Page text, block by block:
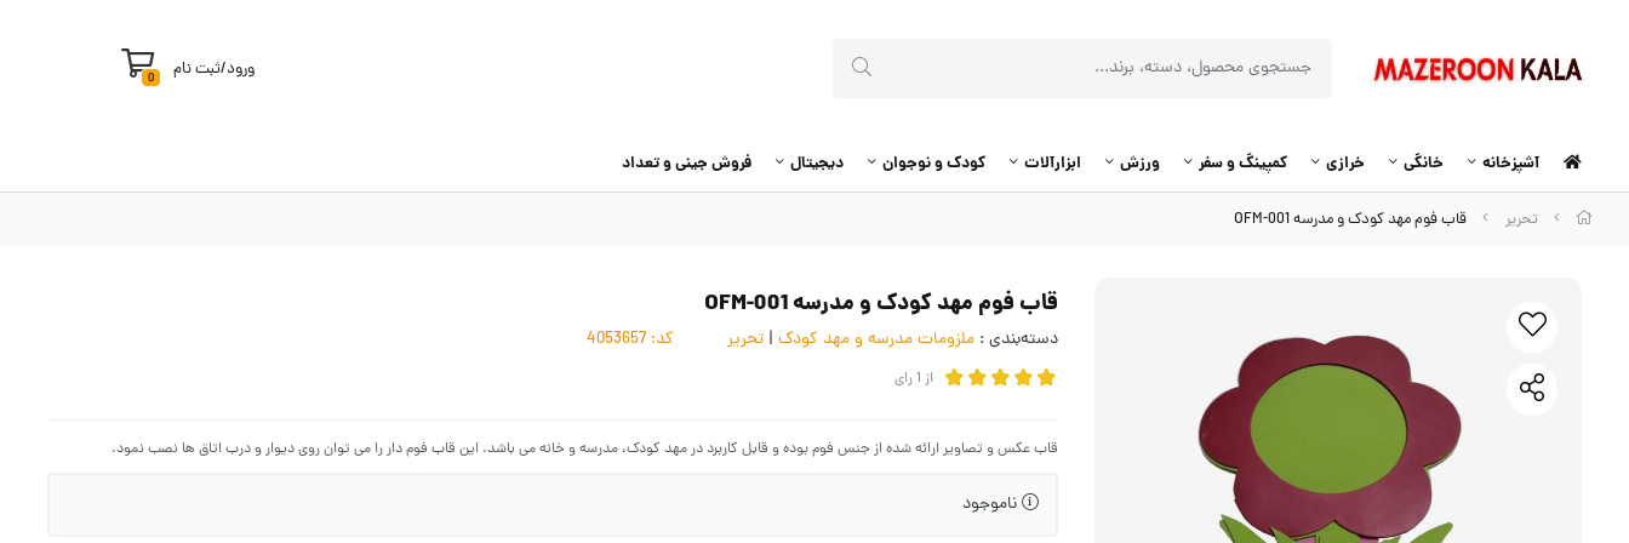
ورود/ثبت نام 0
آشپزخانه خانگی خرازی کمپینگ و سفر ورزش ابزارآلات کودک و نوجوان دیجیتال فروش جینی و تعداد
تحریر قاب فوم مهد کودک و مدرسه OFM-001
قاب فوم مهد کودک و مدرسه OFM-001
دسته‌بندی : ملزومات مدرسه و مهد کودک | تحریر کد:
از 1رای
قاب عکس و تصاویر ارائه شده از جنس فوم بوده و قابل کاربرد در مهد کودک، مدرسه و خانه می باشد. این قاب فوم دار را می توان روی دیوار و درب اتاق ها نصب نمود.
ناموجود